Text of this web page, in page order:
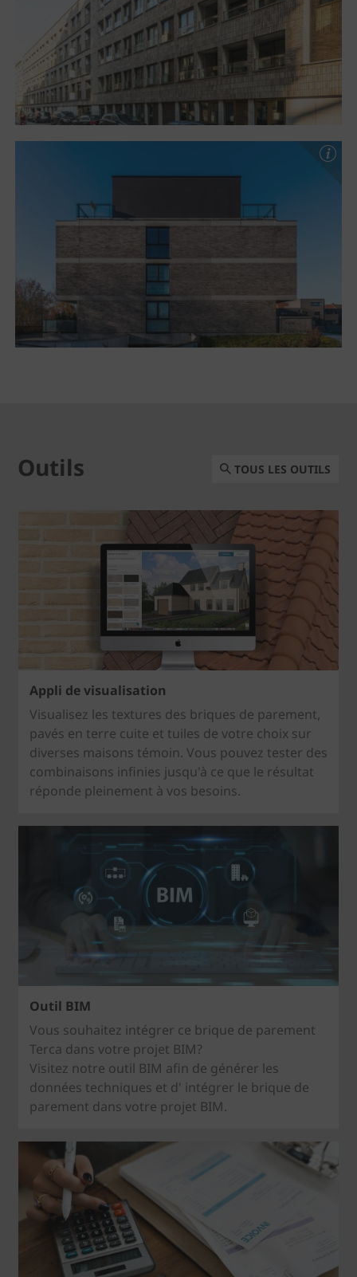
Outils TOUS LES OUTILS
Appli de visualisation
Visualisez les textures des briques de parement,
pavés en terre cuite et tuiles de votre choix sur
diverses maisons témoin. Vous pouvez tester des
combinaisons infinies jusqu'à ce que le résultat
réponde pleinement à vos besoins.
Outil BIM
Vous souhaitez intégrer ce brique de parement
Terca dans votre projet BIM?
Visitez notre outil BIM afin de générer les
données techniques et d' intégrer le brique de
parement dans votre projet BIM.